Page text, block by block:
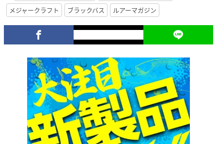
メジャークラフト
ブラックバス ルアーマガジン